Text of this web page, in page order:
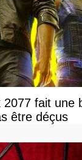
2077 fait une
être déçus